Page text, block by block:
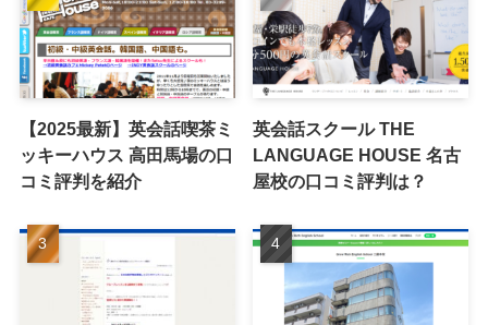
【2025最新】英会話喫茶ミ
ッキーハウス 高田馬場の口
コミ評判を紹介
英会話スクール THE
LANGUAGE HOUSE 名古
屋校の口コミ評判は？